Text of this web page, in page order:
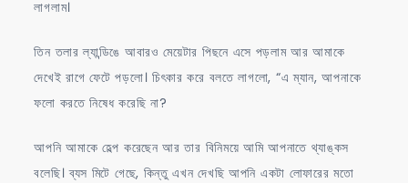
লাগলাম।
তিন তলার ল্যান্ডিঙে আবারও মেয়েটার পিছনে এসে পড়লাম আর আমাকে
দেখেই রাগে ফেটে পড়লো। চিৎকার করে বলতে লাগলো, “এ ম্যান, আপনাকে
ফলো করতে নিষেধ করেছি না?
আপনি আমাকে হেল্প করেছেন আর তার বিনিময়ে আমি আপনাতে থ্যাঙ্কস
বলেছি। ব্যস মিটে গেছে, কিন্তু এখন দেখছি আপনি একটা লোফারের মতো